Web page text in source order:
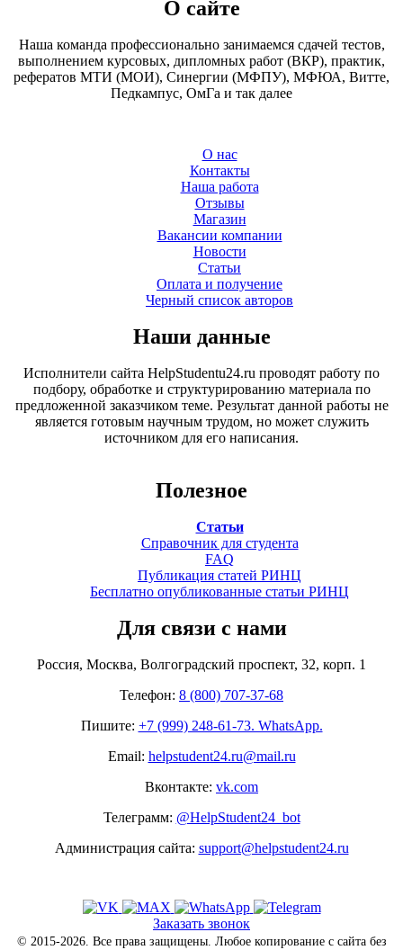
О сайте
Наша команда профессионально занимаемся сдачей тестов,
выполнением курсовых, дипломных работ (ВКР), практик,
рефератов МТИ (МОИ), Синергии (МФПУ), МФЮА, Витте,
Педкампус, ОмГа и так далее
О нас
Контакты
Наша работа
Отзывы
Магазин
Вакансии компании
Новости
Статьи
Оплата и получение
Черный список авторов
Наши данные
Исполнители сайта HelpStudentu24.ru проводят работу по
подбору, обработке и структурированию материала по
предложенной заказчиком теме. Результат данной работы не
является готовым научным трудом, но может служить
источником для его написания.
Полезное
Статьи
Справочник для студента
FAQ
Публикация статей РИНЦ
Бесплатно опубликованные статьи РИНЦ
Для связи с нами
Россия, Москва, Волгоградский проспект, 32, корп. 1
Телефон: 8 (800) 707-37-68
Пишите: +7 (999) 248-61-73. WhatsApp.
Email: helpstudent24.ru@mail.ru
Вконтакте: vk.com
Телеграмм: @HelpStudent24_bot
Администрация сайта: support@helpstudent24.ru
Заказать звонок
© 2015-2026. Все права защищены. Любое копирование с сайта без